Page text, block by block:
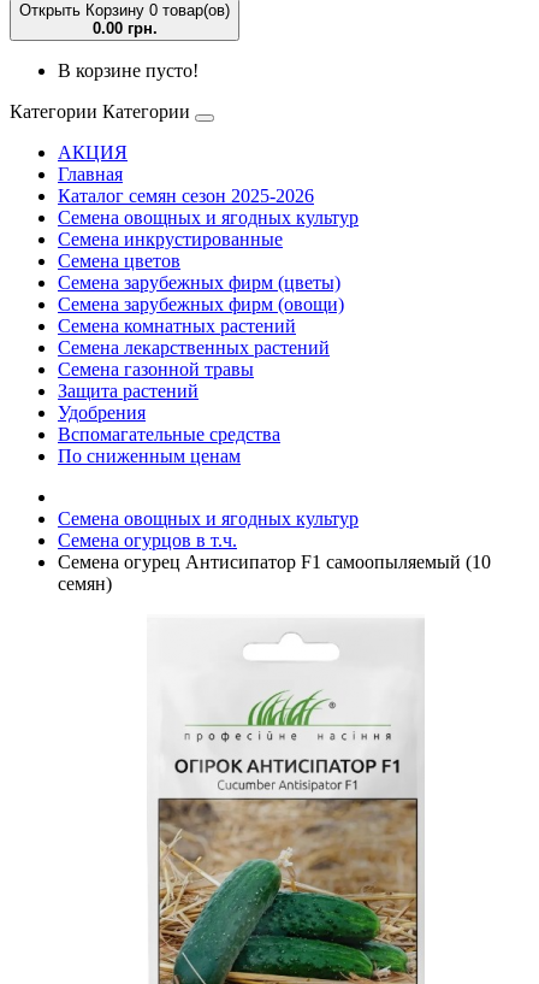
Открыть Корзину 0 товар(ов)
0.00 грн.
В корзине пусто!
Категории Категории
АКЦИЯ
Главная
Каталог семян сезон 2025-2026
Семена овощных и ягодных культур
Семена инкрустированные
Семена цветов
Семена зарубежных фирм (цветы)
Семена зарубежных фирм (овощи)
Семена комнатных растений
Семена лекарственных растений
Семена газонной травы
Защита растений
Удобрения
Вспомагательные средства
По сниженным ценам
Семена овощных и ягодных культур
Семена огурцов в т.ч.
Семена огурец Антисипатор F1 самоопыляемый (10
семян)